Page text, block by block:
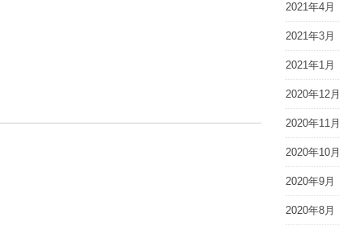
2021年4月
2021年3月
2021年1月
2020年12月
2020年11月
2020年10月
2020年9月
2020年8月